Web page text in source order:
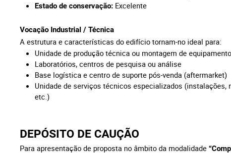
Estado de conservação: Excelente
Vocação Industrial / Técnica
A estrutura e características do edifício tornam-no ideal para:
Unidade de produção técnica ou montagem de
Laboratórios, centros de pesquisa ou análise
Base logística e centro de suporte pós-venda (aftermarket)
Unidade de serviços técnicos especializados (instalações,
etc.)
DEPÓSITO DE CAUÇÃO
Para apresentação de proposta no âmbito da modalidade